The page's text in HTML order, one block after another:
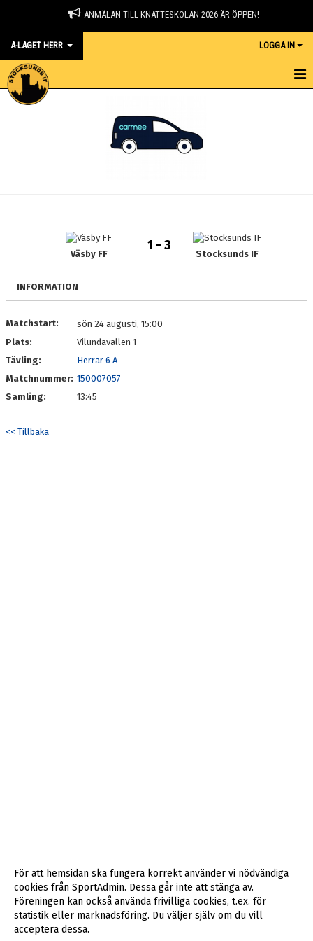
ANMÄLAN TILL KNATTESKOLAN 2026 ÄR ÖPPEN!
A-LAGET HERR LOGGA IN
HEM
DOKUMENT
MATCHER
Väsby FF
1 - 3
Stocksunds IF
INFORMATION
Matchstart:
sön 24 augusti, 15:00
Plats:
Vilundavallen 1
Tävling:
Herrar 6 A
Matchnummer: 150007057
Samling:
13:45
<< Tillbaka
För att hemsidan ska fungera korrekt använder vi nödvändiga
cookies från SportAdmin. Dessa går inte att stänga av.
Föreningen kan också använda frivilliga cookies, t.ex. för
statistik eller marknadsföring. Du väljer själv om du vill
acceptera dessa.